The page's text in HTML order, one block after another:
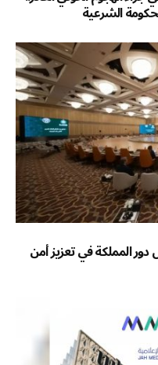
الشرعية
المملكة في تعزيز أمن